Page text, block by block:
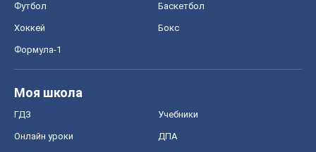
Футбол Баскетбол
Хоккей Бокс
Формула-1
Моя школа
ГДЗ Учебники
Онлайн уроки ДПА